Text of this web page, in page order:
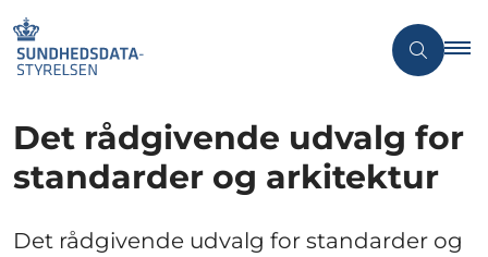
Det rådgivende udvalg for
standarder og arkitektur
Det rådgivende udvalg for standarder og